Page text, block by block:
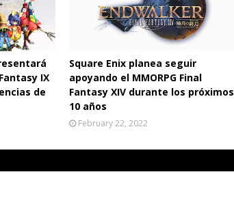
IX
de
Square Enix planea seguir
apoyando el MMORPG Final
Fantasy XIV durante los próximos
10 años
February 22, 2022